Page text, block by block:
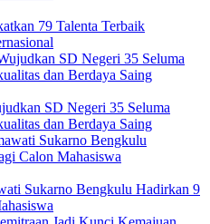
79 Talenta Terbaik
SD Negeri 35 Seluma
dan Berdaya Saing
Sukarno Bengkulu Hadirkan 9